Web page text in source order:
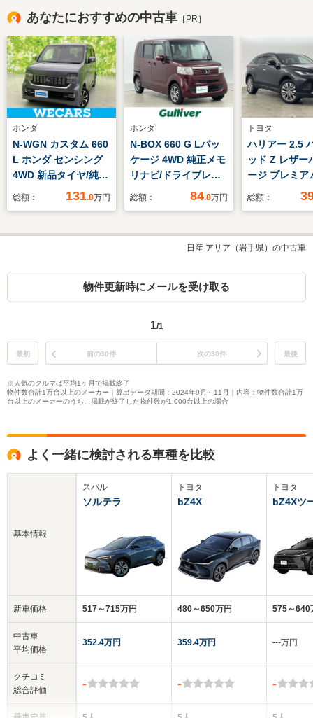
あなたにおすすめの中古車 ［PR］
ホンダ
N-WGN カスタム 660
L ホンダ センシング
4WD 新品タイヤ/純正
SDナビ/衝突安全装置/
ム/ドライブレコーダ
続/ETC/EBD付ABS
総額： 131.8万円
ホンダ
N-BOX 660 G Lパッ
ケージ 4WD 純正メモ
リナビ/ドライブレコ
ーダー/片側パワース
グスイッチ/ミラーヒ
ーター/プッシュスタ
ミラー/ステアリング
総額： 84.8万円
トヨタ
ハリアー 2.5
ッド Z レザー
ージ プレミア
サウンド
ラウンドビュ
ー ETC2.0
ワーバックド
総額：
日産 アリア（岩手県）の中古車
物件更新時にメールを受け取る
1/1
最初 前の30件 次の30件 最後
※人気のクルマは平均1ヶ月で掲載終了
物件数合計1万台以上のメーカー｜算出データ期間：2024年9月～11月｜内容：物件数合計1万
台以上のメーカーのうち、掲載が終了した物件数が1,000台以上の場合
よく一緒に検討される車種を比較
基本情報
新車価格
中古車
平均価格
クチコミ
総合評価
スバル
ソルテラ
517～715万円
352.4万円
-
トヨタ
bZ4X
480～650万円
359.4万円
-
トヨタ
bZ4Xツ
575～640
‐‐‐万円
-